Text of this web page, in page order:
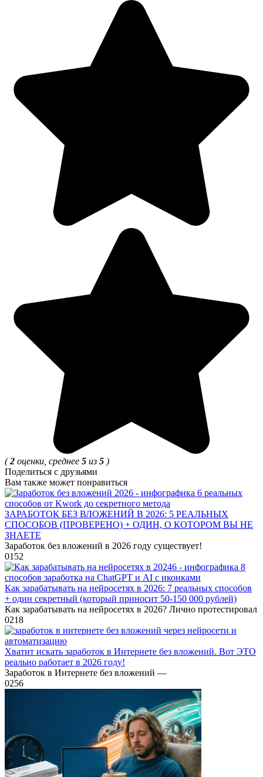
(2 оценки, среднее 5 из 5 )
Поделиться с друзьями
Вам также может понравиться
ЗАРАБОТОК БЕЗ ВЛОЖЕНИЙ В 2026: 5 РЕАЛЬНЫХ
СПОСОБОВ (ПРОВЕРЕНО) + ОДИН, О КОТОРОМ ВЫ НЕ
ЗНАЕТЕ
Заработок без вложений в 2026 году существует!
0152
Как зарабатывать на нейросетях в 2026: 7 реальных способов
+ один секретный (который приносит 50-150 000 рублей)
Как зарабатывать на нейросетях в 2026? Лично протестировал
0218
Хватит искать заработок в Интернете без вложений. Вот ЭТО
реально работает в 2026 году!
Заработок в Интернете без вложений —
0256